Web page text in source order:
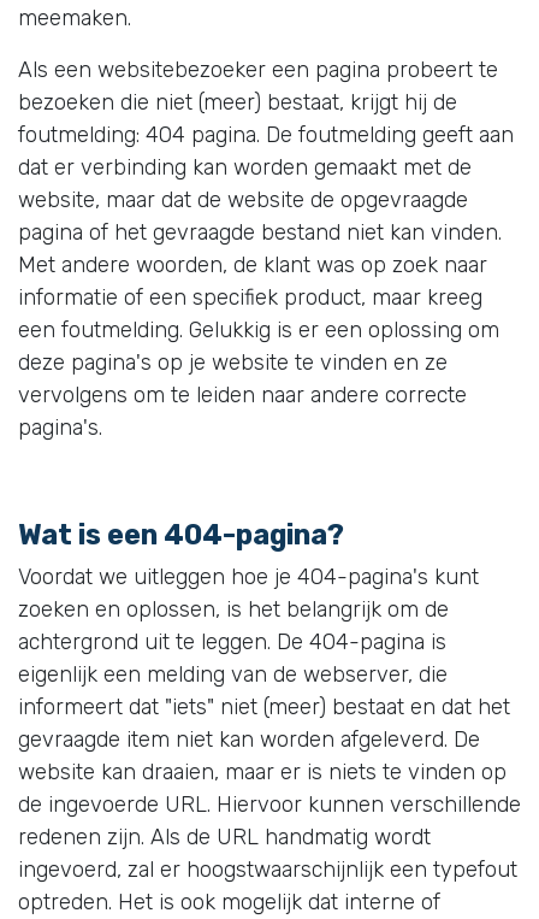
meemaken.
Als een websitebezoeker een pagina probeert te
bezoeken die niet (meer) bestaat, krijgt hij de
foutmelding: 404 pagina. De foutmelding geeft aan
dat er verbinding kan worden gemaakt met de
website, maar dat de website de opgevraagde
pagina of het gevraagde bestand niet kan vinden.
Met andere woorden, de klant was op zoek naar
informatie of een specifiek product, maar kreeg
een foutmelding. Gelukkig is er een oplossing om
deze pagina's op je website te vinden en ze
vervolgens om te leiden naar andere correcte
pagina's.
Wat is een 404-pagina?
Voordat we uitleggen hoe je 404-pagina's kunt
zoeken en oplossen, is het belangrijk om de
achtergrond uit te leggen. De 404-pagina is
eigenlijk een melding van de webserver, die
informeert dat "iets" niet (meer) bestaat en dat het
gevraagde item niet kan worden afgeleverd. De
website kan draaien, maar er is niets te vinden op
de ingevoerde URL. Hiervoor kunnen verschillende
redenen zijn. Als de URL handmatig wordt
ingevoerd, zal er hoogstwaarschijnlijk een typefout
optreden. Het is ook mogelijk dat interne of